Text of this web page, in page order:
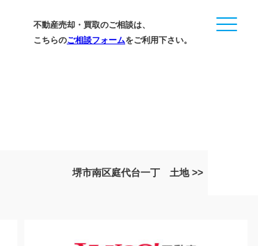
不動産売却・買取のご相談は、
こちらのご相談フォームをご利用下さい。
堺市南区庭代台一丁 土地 >>